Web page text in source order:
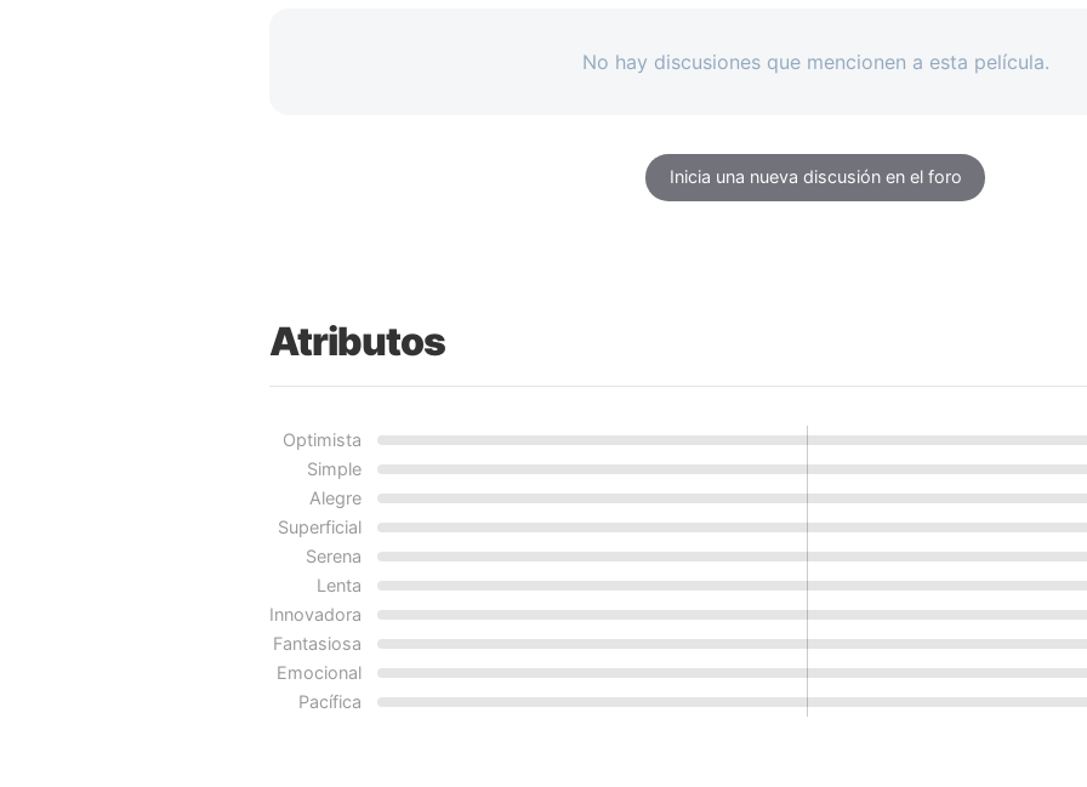
No hay discusiones que mencionen a esta película.
Inicia una nueva discusión en el foro
Atributos
Optimista
Simple
Alegre
Superficial
Serena
Lenta
Innovadora
Fantasiosa
Emocional
Pacífica